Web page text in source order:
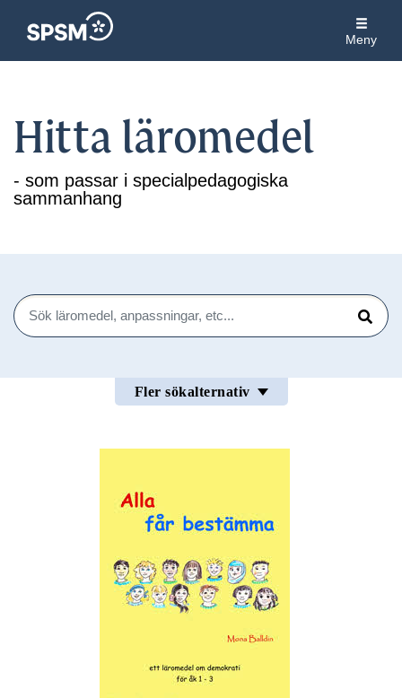
Meny
Hitta läromedel
- som passar i specialpedagogiska
sammanhang
Sök
Sök
Fler sökalternativ